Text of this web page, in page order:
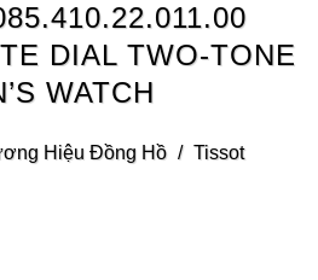
DIAL TWO-TONE
WATCH
Hiệu Đồng Hồ / Tissot